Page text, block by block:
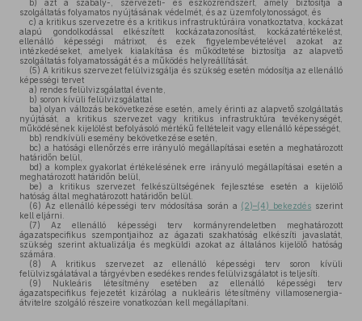
b) azt a szabály-, szervezeti- és eszközrendszert, amely biztosítja a
szolgáltatás folyamatos nyújtásának védelmét, és az üzemfolytonosságot, és
c) a kritikus szervezetre és a kritikus infrastruktúráira vonatkoztatva, kockázat
alapú gondolkodással elkészített kockázatazonosítást, kockázatértékelést,
ellenálló képességi mátrixot, és ezek figyelembevételével azokat az
intézkedéseket, amelyek kialakítása és működtetése biztosítja az alapvető
szolgáltatás folyamatosságát és a működés helyreállítását.
(5) A kritikus szervezet felülvizsgálja és szükség esetén módosítja az ellenálló
képességi tervet
a) rendes felülvizsgálattal évente,
b) soron kívüli felülvizsgálattal
ba) olyan változás bekövetkezése esetén, amely érinti az alapvető szolgáltatás
nyújtását, a kritikus szervezet vagy kritikus infrastruktúra tevékenységét,
működésének kijelölést befolyásoló mértékű feltételeit vagy ellenálló képességét,
bb) rendkívüli esemény bekövetkezése esetén,
bc) a hatósági ellenőrzés erre irányuló megállapításai esetén a meghatározott
határidőn belül,
bd) a komplex gyakorlat értékelésének erre irányuló megállapításai esetén a
meghatározott határidőn belül,
be) a kritikus szervezet felkészültségének fejlesztése esetén a kijelölő
hatóság által meghatározott határidőn belül.
(6) Az ellenálló képességi terv módosítása során a (2)–(4) bekezdés szerint
kell eljárni.
(7) Az ellenálló képességi terv kormányrendeletben meghatározott
ágazatspecifikus szempontjaihoz az ágazati szakhatóság elkészíti javaslatát,
szükség szerint aktualizálja és megküldi azokat az általános kijelölő hatóság
számára.
(8) A kritikus szervezet az ellenálló képességi terv soron kívüli
felülvizsgálatával a tárgyévben esedékes rendes felülvizsgálatot is teljesíti.
(9) Nukleáris létesítmény esetében az ellenálló képességi terv
ágazatspecifikus fejezetét kizárólag a nukleáris létesítmény villamosenergia-
átvitelre szolgáló részeire vonatkozóan kell megállapítani.